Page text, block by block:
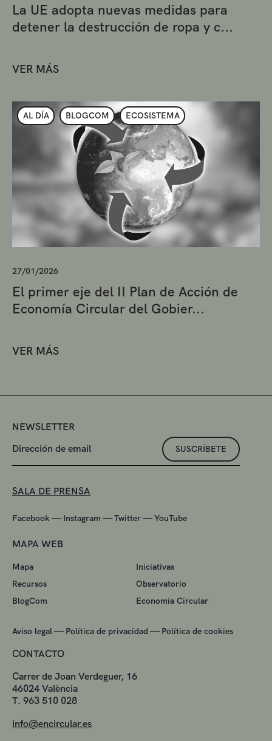
La UE adopta nuevas medidas para
detener la destrucción de ropa y c...
VER MÁS
AL DÍA BLOGCOM ECOSISTEMA
27/01/2026
El primer eje del II Plan de Acción de
Economía Circular del Gobier...
VER MÁS
NEWSLETTER
SUSCRÍBETE
SALA DE PRENSA
Facebook — Instagram —Twitter—YouTube
MAPA WEB
Mapa
Iniciativas
Recursos
Observatorio
BlogCom
Economía Circular
Aviso legal — Política de privacidad — Política de cookies
CONTACTO
Carrer de Joan Verdeguer, 16
46024 València
T. 963 510 028
info@encircular.es